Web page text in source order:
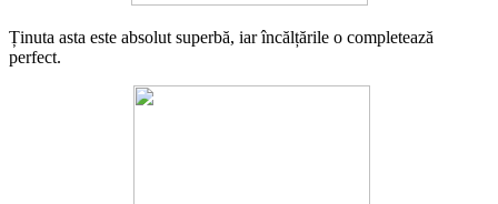
Ținuta asta este absolut superbă, iar încălțările o completează
perfect.